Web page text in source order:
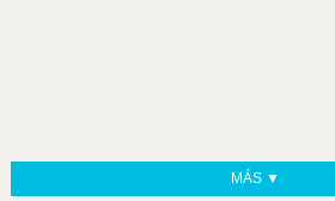
MÁS ▼